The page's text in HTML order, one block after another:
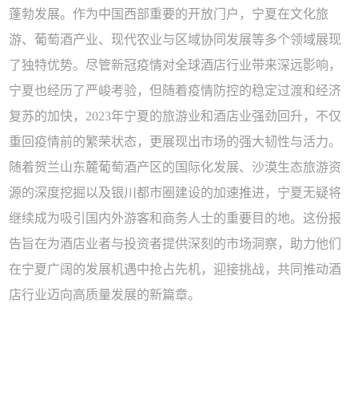
蓬勃发展。作为中国西部重要的开放门户，宁夏在文化旅
游、葡萄酒产业、现代农业与区域协同发展等多个领域展现
了独特优势。尽管新冠疫情对全球酒店行业带来深远影响，
宁夏也经历了严峻考验，但随着疫情防控的稳定过渡和经济
复苏的加快，2023年宁夏的旅游业和酒店业强劲回升，不仅
重回疫情前的繁荣状态，更展现出市场的强大韧性与活力。
随着贺兰山东麓葡萄酒产区的国际化发展、沙漠生态旅游资
源的深度挖掘以及银川都市圈建设的加速推进，宁夏无疑将
继续成为吸引国内外游客和商务人士的重要目的地。这份报
告旨在为酒店业者与投资者提供深刻的市场洞察，助力他们
在宁夏广阔的发展机遇中抢占先机，迎接挑战，共同推动酒
店行业迈向高质量发展的新篇章。